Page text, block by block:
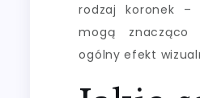
rodzaj koronek
mogą znacząco
ogólny efekt